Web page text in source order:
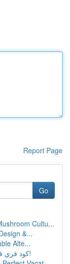
Report Page
Go
Cultu...
&...
Alte...
كود فري فاير الجديد: احصل على مكافآت حصرية!